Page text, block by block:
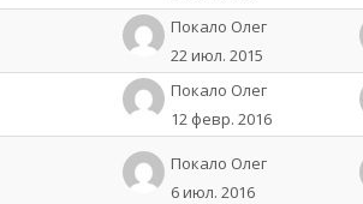
Пoкaлo Олeг
22 июл. 2015
Пoкaлo Олeг
12 февр. 2016
Пoкaлo Олeг
6 июл. 2016